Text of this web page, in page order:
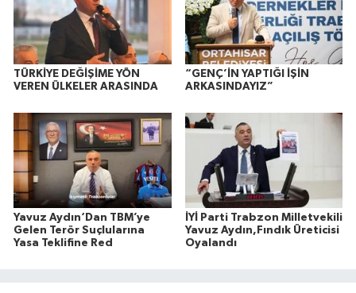
TÜRKİYE DEĞİŞİME YÖN
VEREN ÜLKELER ARASINDA
“GENÇ’İN YAPTIĞI İŞİN
ARKASINDAYIZ”
Yavuz Aydın‘Dan TBM’ye
Gelen Terör Suçlularına
Yasa Teklifine Red
İYİ Parti Trabzon Milletvekili
Yavuz Aydın,Fındık Üreticisi
Oyalandı